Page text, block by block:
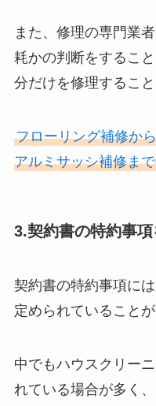
また、修理の専門業
耗かの判断をするこ
分だけを修理すること
フローリング補修か
アルミサッシ補修ま
3.契約書の特約事
契約書の特約事項に
定められていることが
中でもハウスクリー
れている場合が多く